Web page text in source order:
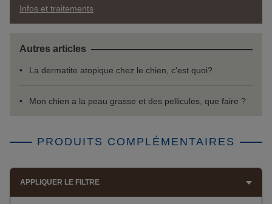
Infos et traitements
Autres articles
La dermatite atopique chez le chien, c'est quoi?
Mon chien a la peau grasse et des pellicules, que faire ?
PRODUITS COMPLÉMENTAIRES
APPLIQUER LE FILTRE